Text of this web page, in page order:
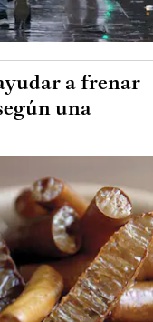
a frenar
una